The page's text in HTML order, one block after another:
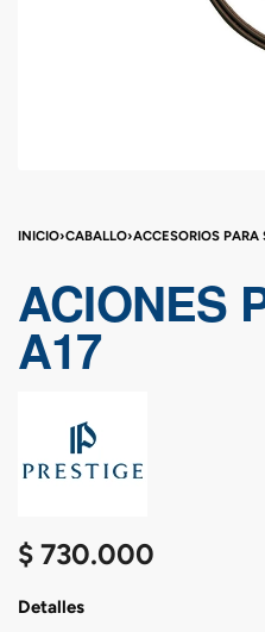
INICIO›CABALLO›ACCESORIOS PARA
ACIONES
A17
$ 730.000
Detalles